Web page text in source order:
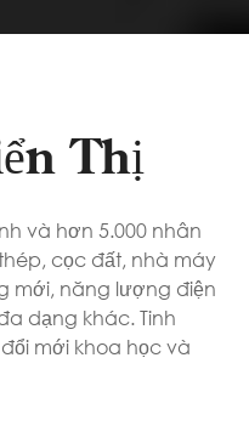
Thị
và hơn 5.000 nhân
cọc đất, nhà máy
mới, năng lượng điện
dạng khác. Tinh
mới khoa học và